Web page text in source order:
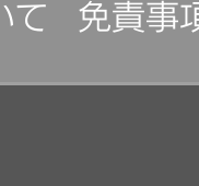
て 免責事